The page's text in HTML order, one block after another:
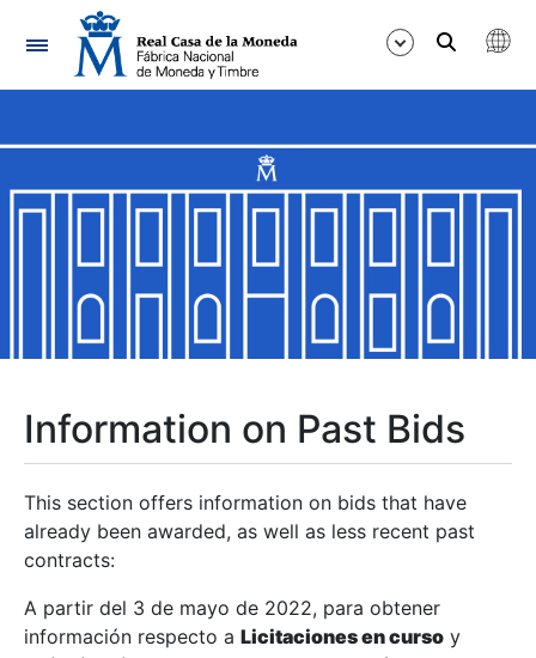
Navigation
Show/Hide
Show/Hide
Show/Hide
Show/Hide
Show/Hide
Information on Past Bids
This section offers information on bids that have
already been awarded, as well as less recent past
contracts:
A partir del 3 de mayo de 2022, para obtener
información respecto a Licitaciones en curso y